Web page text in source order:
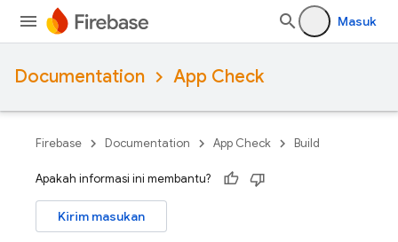
Masuk
Documentation App Check
Firebase Documentation App Check Build
Apakah informasi ini membantu?
Kirim masukan